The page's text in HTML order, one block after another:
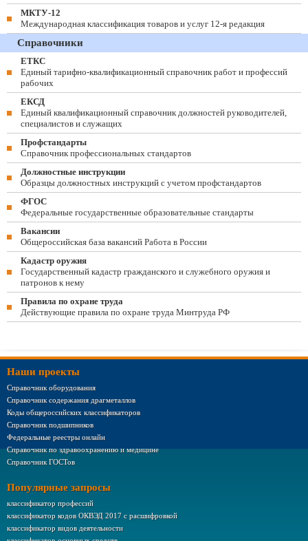
МКТУ-12
Международная классификация товаров и услуг 12-я редакция
Справочники
ЕТКС
Единый тарифно-квалификационный справочник работ и профессий
рабочих
ЕКСД
Единый квалификационный справочник должностей руководителей,
специалистов и служащих
Профстандарты
Справочник профессиональных стандартов
Должностные инструкции
Образцы должностных инструкций с учетом профстандартов
ФГОС
Федеральные государственные образовательные стандарты
Вакансии
Общероссийская база вакансий Работа в России
Кадастр оружия
Государственный кадастр гражданского и служебного оружия и
патронов к нему
Правила по охране труда
Действующие правила по охране труда Минтруда РФ
Наши проекты
Справочник оборудования
Справочник содержания драгметаллов
Коды общероссийских классификаторов
Справочник подшипников
Федеральные реестры онлайн
Справочник по здравоохранению и медицине
Справочник ГОСТов
Популярные запросы
классификатор профессий
классификатор кодов ОКВЭД 2017 с расшифровкой
классификатор видов деятельности